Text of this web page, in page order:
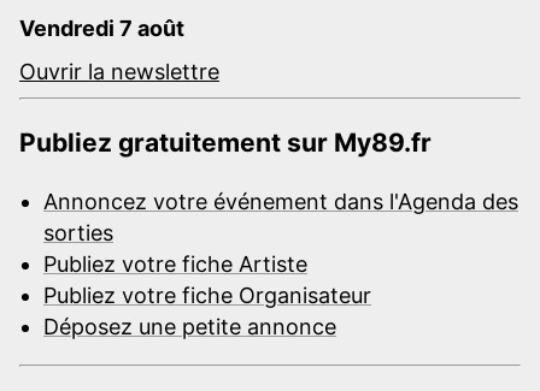
Vendredi 7 août
Ouvrir la newslettre
Publiez gratuitement sur My89.fr
Annoncez votre événement dans l'Agenda des
sorties
Publiez votre fiche Artiste
Publiez votre fiche Organisateur
Déposez une petite annonce